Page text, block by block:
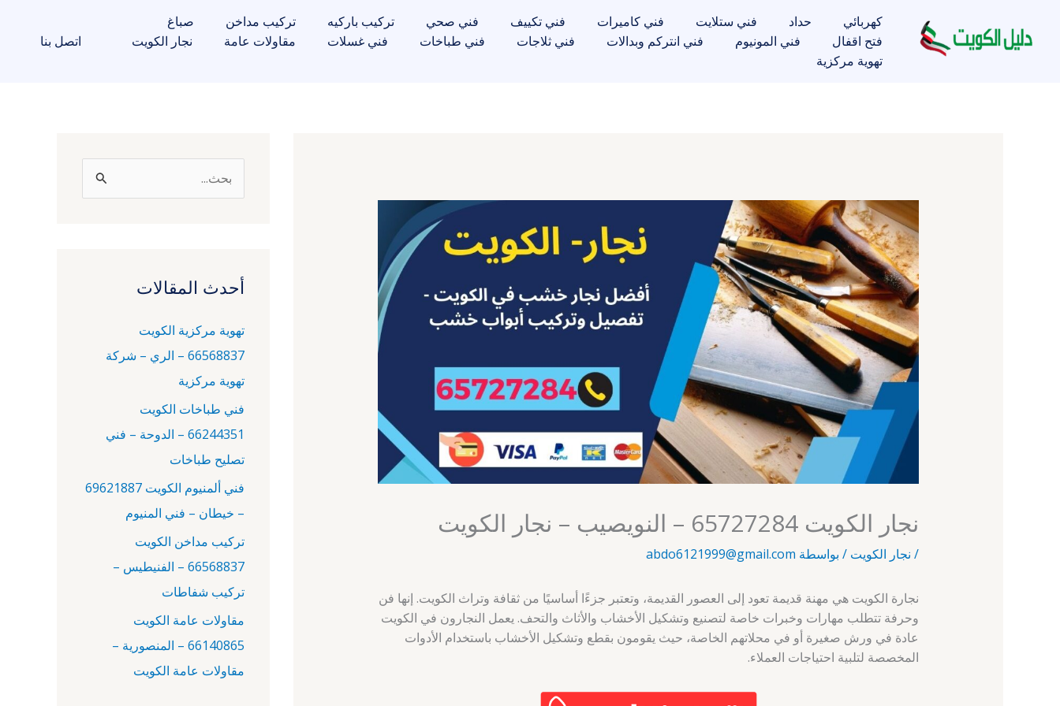
المحتوى
كهربائي حداد فني ستلايت فني كاميرات فني تكييف فني صحي تركيب باركيه تركيب مداخن
صباغ
فتح اقفال
فني المونيوم فني انتركم وبدالات فني ثلاجات فني طباخات فني غسلات مقاولات عامة
نجار الكويت
تهوية مركزية
اتصل بنا
نجار الكويت 65727284 – النويصيب – نجار الكويت
/ نجار الكويت / بواسطة abdo6121999@gmail.com
نجارة الكويت هي مهنة قديمة تعود إلى العصور القديمة، وتعتبر جزءًا أساسيًا من ثقافة وتراث الكويت. إنها فن
وحرفة تتطلب مهارات وخبرات خاصة لتصنيع وتشكيل الأخشاب والأثاث والتحف. يعمل النجارون في الكويت
عادة في ورش صغيرة أو في محلاتهم الخاصة، حيث يقومون بقطع وتشكيل الأخشاب باستخدام الأدوات
المخصصة لتلبية احتياجات العملاء.
ث
ن
:
أحدث المقالات
تهوية مركزية الكويت
66568837 – الري – شركة
تهوية مركزية
فني طباخات الكويت
66244351 – الدوحة – فني
تصليح طباخات
فني ألمنيوم الكويت 69621887
– خيطان – فني المنيوم
تركيب مداخن الكويت
66568837 – الفنيطيس –
تركيب شفاطات
مقاولات عامة الكويت
66140865 – المنصورية –
مقاولات عامة الكويت